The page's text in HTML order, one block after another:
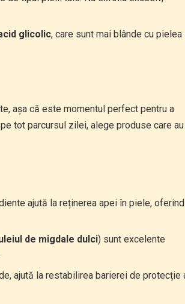
glicolic, care sunt mai blânde cu pielea
așa că este momentul perfect pentru a
tot parcursul zilei, alege produse care au
ajută la reținerea apei în piele, oferind
de migdale dulci) sunt excelente
ajută la restabilirea barierei de protecție